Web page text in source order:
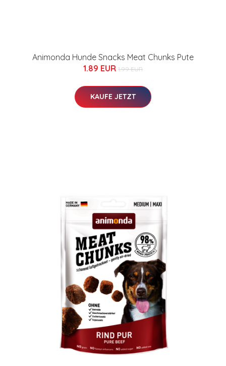
Animonda Hunde Snacks Meat Chunks Pute
1.89 EUR 1.99 EUR
KAUFE JETZT